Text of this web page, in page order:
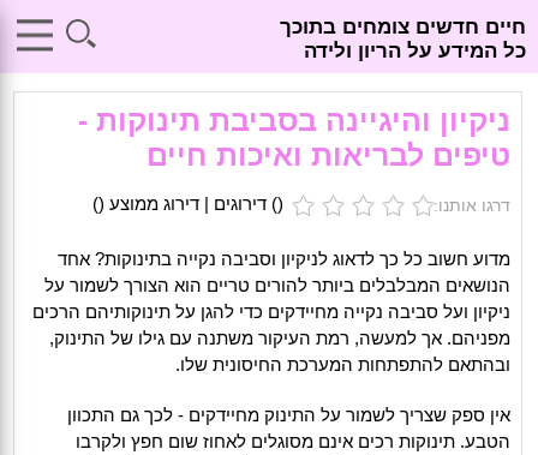
חיים חדשים צומחים בתוכך
כל המידע על הריון ולידה
ניקיון והיגיינה בסביבת תינוקות -
טיפים לבריאות ואיכות חיים
דרגו אותנו: () דירוגים | דירוג ממוצע ()
מדוע חשוב כל כך לדאוג לניקיון וסביבה נקייה בתינוקות? אחד
הנושאים המבלבלים ביותר להורים טריים הוא הצורך לשמור על
ניקיון ועל סביבה נקייה מחיידקים כדי להגן על תינוקותיהם הרכים
מפניהם. אך למעשה, רמת העיקור משתנה עם גילו של התינוק,
ובהתאם להתפתחות המערכת החיסונית שלו.
אין ספק שצריך לשמור על התינוק מחיידקים - לכך גם התכוון
הטבע. תינוקות רכים אינם מסוגלים לאחוז שום חפץ ולקרבו